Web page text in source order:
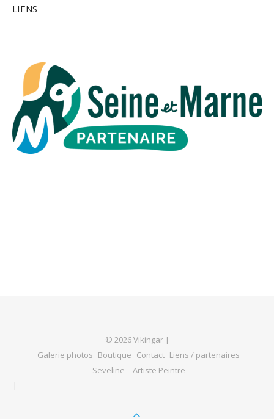
LIENS
© 2026 Vikingar |
Galerie photos Boutique Contact Liens / partenaires
Seveline – Artiste Peintre